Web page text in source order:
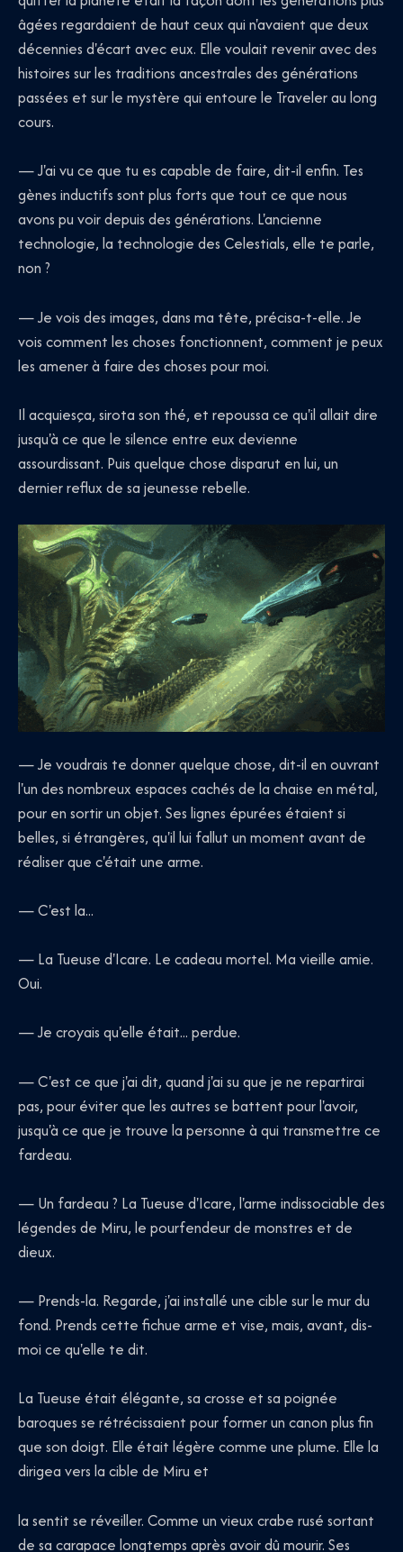
âgées regardaient de haut ceux qui n'avaient que deux
décennies d'écart avec eux. Elle voulait revenir avec des
histoires sur les traditions ancestrales des générations
passées et sur le mystère qui entoure le Traveler au long
cours.
— J'ai vu ce que tu es capable de faire, dit-il enfin. Tes
gènes inductifs sont plus forts que tout ce que nous
avons pu voir depuis des générations. L'ancienne
technologie, la technologie des Celestials, elle te parle,
non ?
— Je vois des images, dans ma tête, précisa-t-elle. Je
vois comment les choses fonctionnent, comment je peux
les amener à faire des choses pour moi.
Il acquiesça, sirota son thé, et repoussa ce qu'il allait dire
jusqu'à ce que le silence entre eux devienne
assourdissant. Puis quelque chose disparut en lui, un
dernier reflux de sa jeunesse rebelle.
— Je voudrais te donner quelque chose, dit-il en ouvrant
l'un des nombreux espaces cachés de la chaise en métal,
pour en sortir un objet. Ses lignes épurées étaient si
belles, si étrangères, qu'il lui fallut un moment avant de
réaliser que c'était une arme.
— C'est la...
— La Tueuse d'Icare. Le cadeau mortel. Ma vieille amie.
Oui.
— Je croyais qu'elle était... perdue.
— C'est ce que j'ai dit, quand j'ai su que je ne repartirai
pas, pour éviter que les autres se battent pour l'avoir,
jusqu'à ce que je trouve la personne à qui transmettre ce
fardeau.
— Un fardeau ? La Tueuse d'Icare, l'arme indissociable des
légendes de Miru, le pourfendeur de monstres et de
dieux.
— Prends-la. Regarde, j'ai installé une cible sur le mur du
fond. Prends cette fichue arme et vise, mais, avant, dis-
moi ce qu'elle te dit.
La Tueuse était élégante, sa crosse et sa poignée
baroques se rétrécissaient pour former un canon plus fin
que son doigt. Elle était légère comme une plume. Elle la
dirigea vers la cible de Miru et
la sentit se réveiller. Comme un vieux crabe rusé sortant
de sa carapace longtemps après avoir dû mourir. Ses